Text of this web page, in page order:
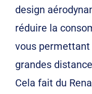
design
réduire la
vous
grandes
Cela fait du